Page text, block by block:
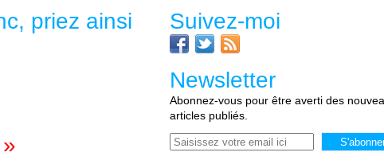
priez ainsi
Suivez-moi
Newsletter
Abonnez-vous pour être averti des
articles publiés.
Email